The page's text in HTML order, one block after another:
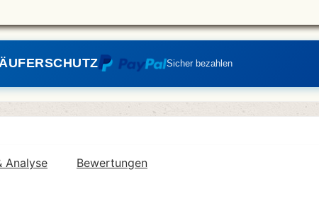
Sicher bezahlen
Analyse Bewertungen